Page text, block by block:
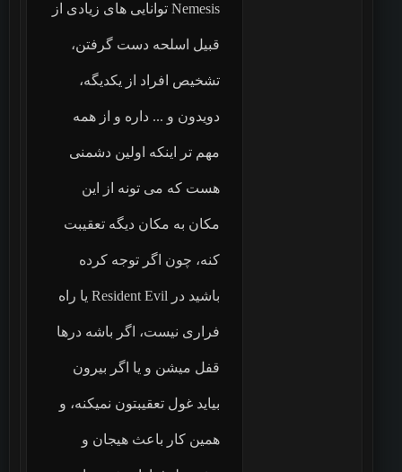
Nemesis توانایی های زیادی از
قبیل اسلحه دست گرفتن،
تشخیص افراد از یکدیگه،
دویدون و ... داره و از همه
مهم تر اینکه اولین دشمنی
هست که می تونه از این
مکان به مکان دیگه تعقیبت
کنه، چون اگر توجه کرده
باشید در Resident Evil یا راه
فراری نیست، اگر باشه درها
قفل میشن و یا اگر بیرون
بیاید غول تعقیبتون نمیکنه، و
همین کار باعث هیجان و